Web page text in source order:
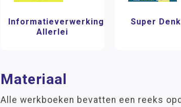
Informatieverwerking
Allerlei
Super
Materiaal
Alle werkboeken bevatten een reeks